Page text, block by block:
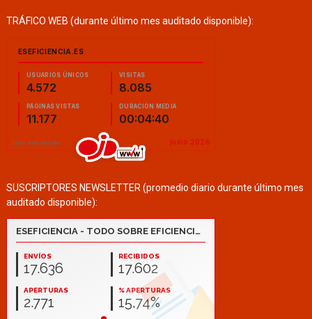
TRÁFICO WEB (durante último mes auditado disponible):
SUSCRIPTORES NEWSLETTER (promedio diario durante último mes
auditado disponible):